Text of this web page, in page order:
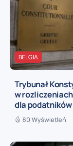
BELGIA
Trybunał
w
dla podatników
80 Wyświetleń